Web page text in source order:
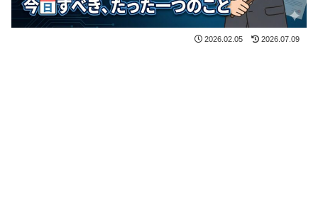
2026.02.05 2026.07.09